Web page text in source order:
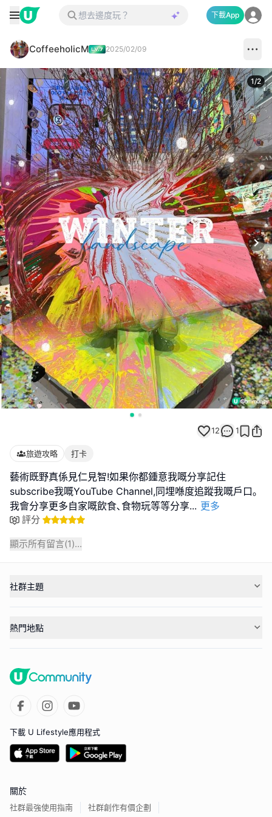
下載App
CoffeeholicM 2025/02/09
1/2
12 1
旅遊攻略 打卡
藝術既野真係見仁見智!如果你都鍾意我嘅分享記住
subscribe我嘅YouTube Channel,同埋喺度追蹤我嘅戶口｡
我會分享更多自家嘅飲食､食物玩等等分享... 更多
評分
顯示所有留言(1)...
社群主題
熱門地點
下載 U Lifestyle應用程式
關於
社群最強使用指南 社群創作有價企劃